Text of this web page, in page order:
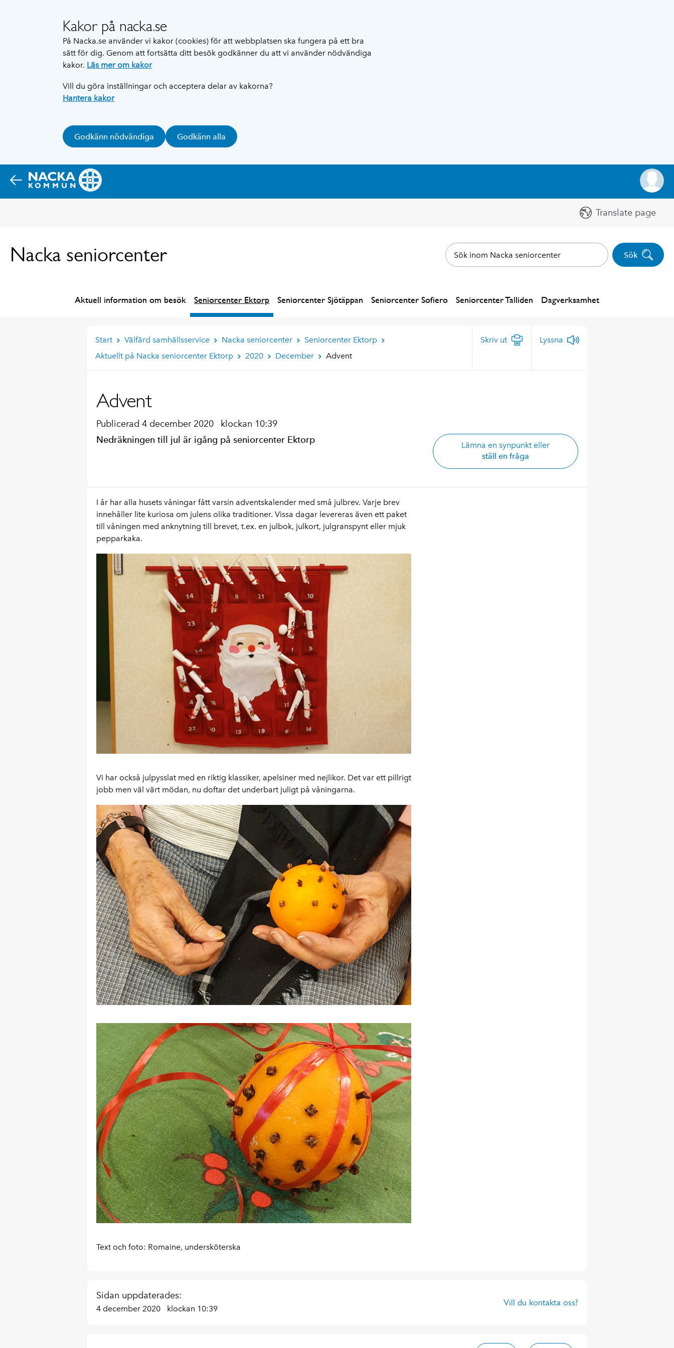
Kakor på nacka.se
På Nacka.se använder vi kakor (cookies) för att webbplatsen ska fungera på ett bra
sätt för dig. Genom att fortsätta ditt besök godkänner du att vi använder nödvändiga
kakor. Läs mer om kakor
Vill du göra inställningar och acceptera delar av kakorna?
Hantera kakor
Godkänn nödvändiga Godkänn alla
Translate page
Nacka seniorcenter Sök
Aktuell information om besök Seniorcenter Ektorp Seniorcenter Sjötäppan Seniorcenter Sofiero Seniorcenter Talliden Dagverksamhet
Start Välfärd samhällsservice Nacka seniorcenter
Seniorcenter Ektorp
Aktuellt på Nacka seniorcenter Ektorp
2020 December Advent
Skriv ut Lyssna
Advent
Publicerad 4 december 2020 klockan 10:39
Nedräkningen till jul är igång på seniorcenter Ektorp
Lämna en synpunkt eller
ställ en fråga
I år har alla husets våningar fått varsin adventskalender med små julbrev. Varje brev
innehåller lite kuriosa om julens olika traditioner. Vissa dagar levereras även ett paket
till våningen med anknytning till brevet, t.ex. en julbok, julkort, julgranspynt eller mjuk
pepparkaka.
Vi har också julpysslat med en riktig klassiker, apelsiner med nejlikor. Det var ett pillrigt
jobb men väl värt mödan, nu doftar det underbart juligt på våningarna.
Text och foto: Romaine, undersköterska
Sidan uppdaterades:
4 december 2020 klockan 10:39
Vill du kontakta oss?